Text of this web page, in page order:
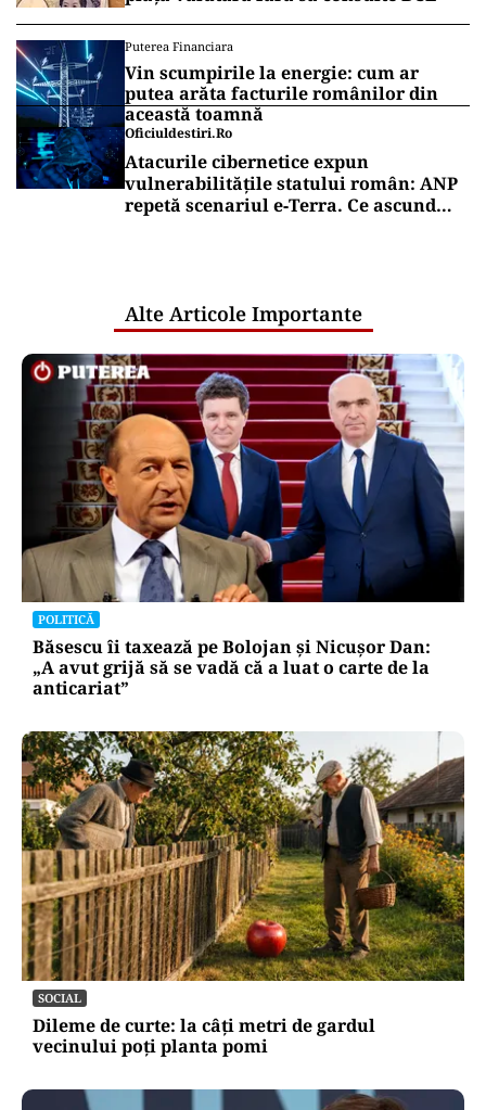
Puterea Financiara
Vin scumpirile la energie: cum ar
putea arăta facturile românilor din
această toamnă
Oficiuldestiri.ro
Atacurile cibernetice expun
vulnerabilitățile statului român: ANP
repetă scenariul e‑Terra. Ce ascund
Alte Articole Importante
POLITICĂ
Băsescu îi taxează pe Bolojan și Nicușor Dan:
„A avut grijă să se vadă că a luat o carte de la
anticariat”
SOCIAL
Dileme de curte: la câți metri de gardul
vecinului poți planta pomi